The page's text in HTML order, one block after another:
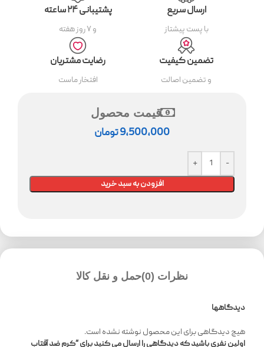
ارسال سریع
با پست پیشتاز
پشتیبانی ۲۴ ساعته
و ۷ روز هفته
تضمین کیفیت
و تضمین اصالت
رضایت مشتریان
افتخار ماست
قیمت محصول
9,500,000تومان
افزودن به سبد خرید
نظرات (0) حمل و نقل کالا
دیدگاهها
هیچ دیدگاهی برای این محصول نوشته نشده است.
اولین نفری باشید که دیدگاهی را ارسال می کنید برای “کرم ضد آفتاب